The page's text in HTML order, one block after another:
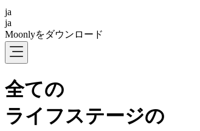
ja
ja
Moonlyをダウンロード
全ての
ライフステージの